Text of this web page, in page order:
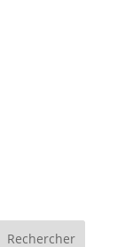
Rechercher